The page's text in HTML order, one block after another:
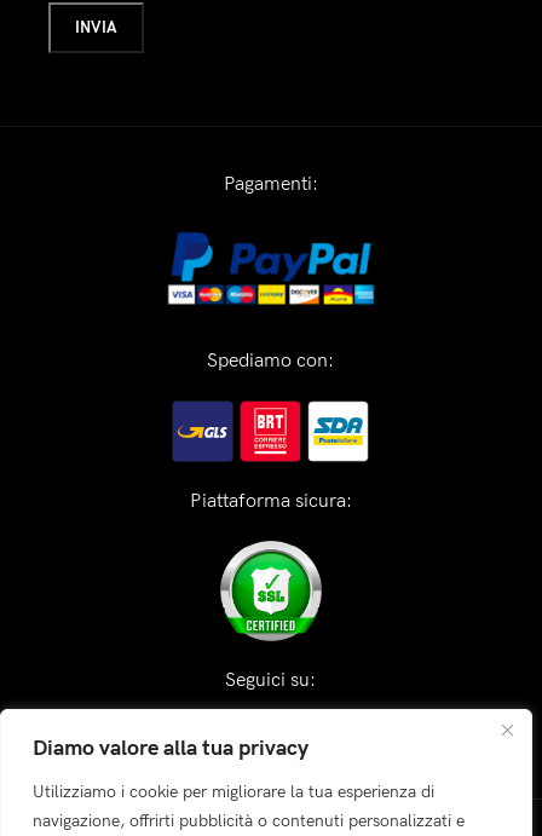
Diamo valore alla tua privacy
Utilizziamo i cookie per migliorare la tua esperienza di
navigazione, offrirti pubblicità o contenuti personalizzati e
Pagamenti:
Spediamo con:
Piattaforma sicura:
Seguici su: